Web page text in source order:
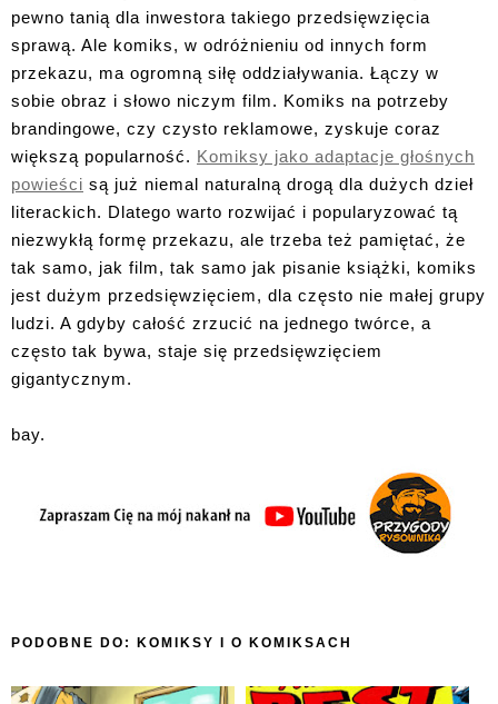
pewno tanią dla inwestora takiego przedsięwzięcia
sprawą. Ale komiks, w odróżnieniu od innych form
przekazu, ma ogromną siłę oddziaływania. Łączy w
sobie obraz i słowo niczym film. Komiks na potrzeby
brandingowe, czy czysto reklamowe, zyskuje coraz
większą popularność. Komiksy jako adaptacje głośnych
powieści są już niemal naturalną drogą dla dużych dzieł
literackich. Dlatego warto rozwijać i popularyzować tą
niezwykłą formę przekazu, ale trzeba też pamiętać, że
tak samo, jak film, tak samo jak pisanie książki, komiks
jest dużym przedsięwzięciem, dla często nie małej grupy
ludzi. A gdyby całość zrzucić na jednego twórce, a
często tak bywa, staje się przedsięwzięciem
gigantycznym.
bay.
PODOBNE DO: KOMIKSY I O KOMIKSACH